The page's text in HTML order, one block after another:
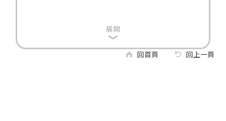
展開
回首頁 回上一頁